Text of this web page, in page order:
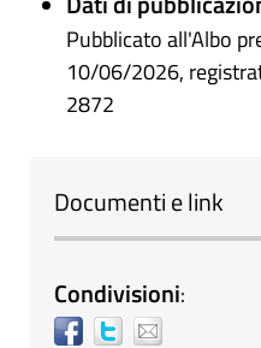
Pubblicato all'Albo
10/06/2026,
2872
Documenti e link
Condivisioni: